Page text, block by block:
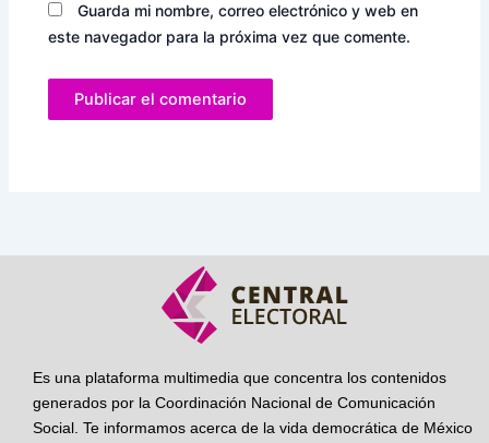
Guarda mi nombre, correo electrónico y web en
este navegador para la próxima vez que comente.
Es una plataforma multimedia que concentra los contenidos
generados por la Coordinación Nacional de Comunicación
Social. Te informamos acerca de la vida democrática de México